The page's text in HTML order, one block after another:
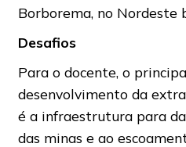
Borborema, no Nordeste
Desafios
Para o docente, o
desenvolvimento da
é a infraestrutura para
das minas e ao